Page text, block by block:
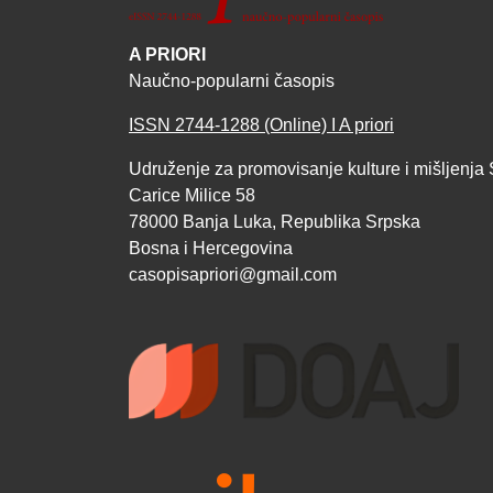
A PRIORI
Naučno-popularni časopis
ISSN 2744-1288 (Online) I A priori
Udruženje za promovisanje kulture i mišljenja
Carice Milice 58
78000 Banja Luka, Republika Srpska
Bosna i Hercegovina
casopisapriori@gmail.com